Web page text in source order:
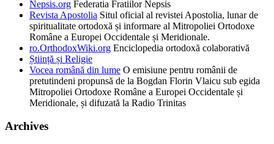
Nepsis.org Federatia Fratiilor Nepsis
Revista Apostolia Situl oficial al revistei Apostolia, lunar de
spiritualitate ortodoxă și informare al Mitropoliei Ortodoxe
Române a Europei Occidentale și Meridionale.
ro.OrthodoxWiki.org Enciclopedia ortodoxă colaborativă
Știință și Religie
Vocea română din lume O emisiune pentru românii de
pretutindeni propunsă de la Bogdan Florin Vlaicu sub egida
Mitropoliei Ortodoxe Române a Europei Occidentale și
Meridionale, și difuzată la Radio Trinitas
Archives